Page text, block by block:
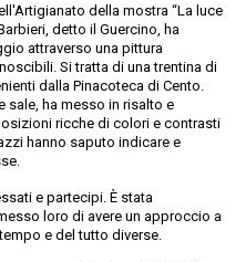
della mostra “La luce
detto il Guercino, ha
attraverso una pittura
Si tratta di una trentina di
dalla Pinacoteca di Cento.
ha messo in risalto e
ricche di colori e contrasti
hanno saputo indicare e
e partecipi. È stata
loro di avere un approccio a
e del tutto diverse.